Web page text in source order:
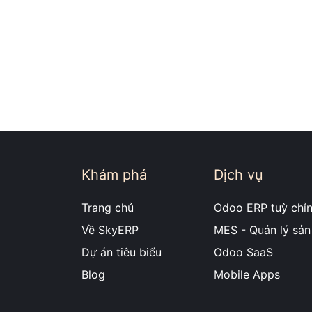
Khám phá
Trang chủ
Về SkyERP
Dự án tiêu biểu
Blog
Dịch vụ
Odoo ERP tuỳ
MES - Quản lý
Odoo SaaS
Mobile Apps